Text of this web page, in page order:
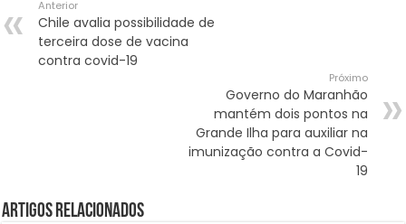
Anterior
Chile avalia possibilidade de
terceira dose de vacina
contra covid-19
Próximo
Governo do Maranhão
mantém dois pontos na
Grande Ilha para auxiliar na
imunização contra a Covid-
19
Artigos Relacionados